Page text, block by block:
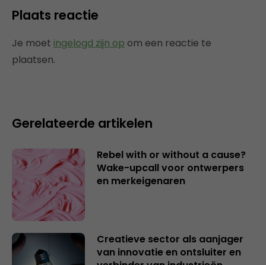
Plaats reactie
Je moet ingelogd zijn op om een reactie te
plaatsen.
Gerelateerde artikelen
Rebel with or without a cause?
Wake-upcall voor ontwerpers
en merkeigenaren
Creatieve sector als aanjager
van innovatie en ontsluiter en